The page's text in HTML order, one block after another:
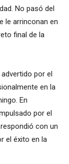
No pasó del
le arrinconan en
final de la
por el
en la
En
por el
con un
el éxito en la